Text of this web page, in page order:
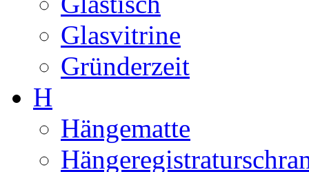
Glasvitrine
Gründerzeit
H
Hängematte